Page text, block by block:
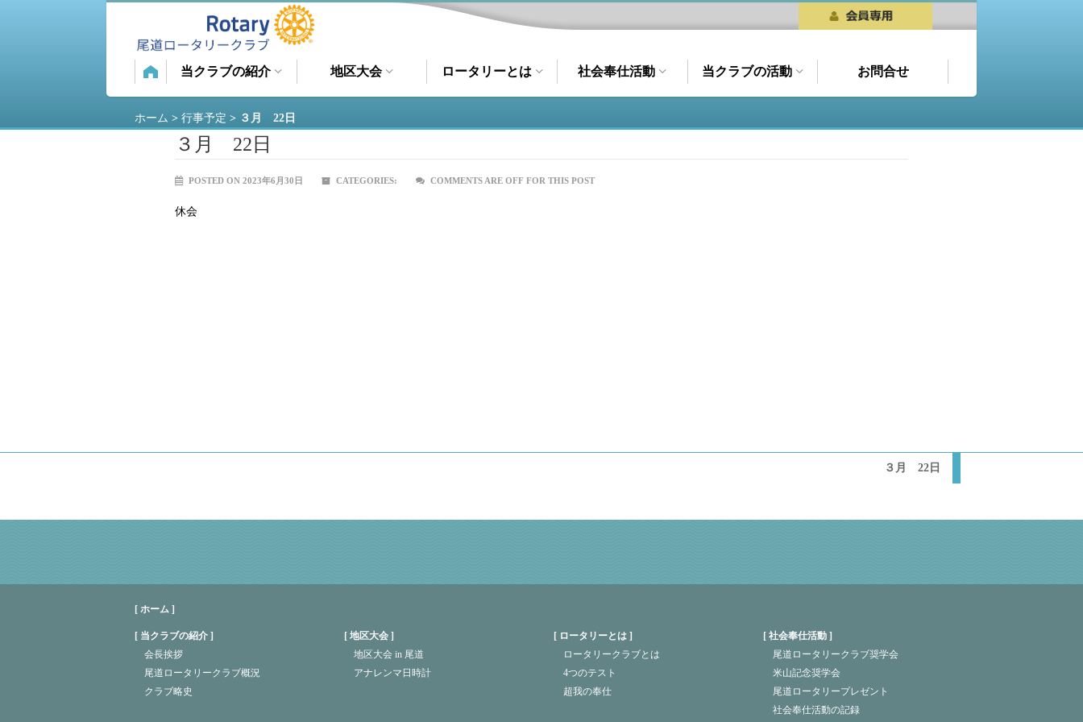
当クラブの紹介 地区大会 ロータリーとは 社会奉仕活動 当クラブの活動 お問合せ
ホーム > 行事予定 > ３月 22日
３月 22日
POSTED ON 2023年6月30日 CATEGORIES: COMMENTS ARE OFF FOR THIS POST
休会
３月 22日
[ ホーム ]
当クラブの紹介
会長挨拶
尾道ロータリークラブ概況
クラブ略史
地区大会
地区大会 in 尾道
アナレンマ日時計
ロータリーとは
ロータリークラブとは
4つのテスト
超我の奉仕
社会奉仕活動
尾道ロータリークラブ奨学会
米山記念奨学会
尾道ロータリープレゼント
社会奉仕活動の記録